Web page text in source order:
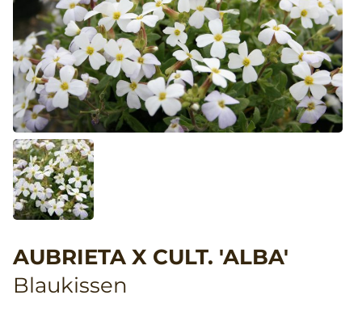
AUBRIETA X CULT. 'ALBA'
Blaukissen